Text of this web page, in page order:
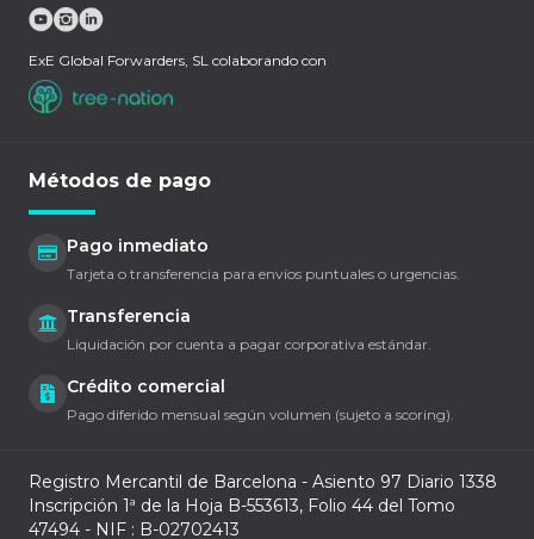
ExE Global Forwarders, SL colaborando con
Métodos de pago
Pago inmediato
Tarjeta o transferencia para envíos puntuales o urgencias.
Transferencia
Liquidación por cuenta a pagar corporativa estándar.
Crédito comercial
Pago diferido mensual según volumen (sujeto a scoring).
Registro Mercantil de Barcelona - Asiento 97 Diario 1338
Inscripción 1ª de la Hoja B-553613, Folio 44 del Tomo
47494 - NIF : B-02702413